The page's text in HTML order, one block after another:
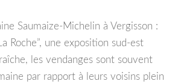
Saumaize-Michelin à Vergisson :
Roche”, une exposition sud-est
les vendanges sont souvent
par rapport à leurs voisins plein